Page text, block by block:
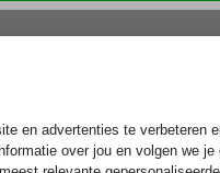
Rondreizen